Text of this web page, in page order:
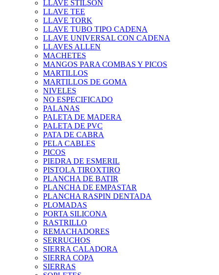
LLAVE STILSON
LLAVE TEE
LLAVE TORK
LLAVE TUBO TIPO CADENA
LLAVE UNIVERSAL CON CADENA
LLAVES ALLEN
MACHETES
MANGOS PARA COMBAS Y PICOS
MARTILLOS
MARTILLOS DE GOMA
NIVELES
NO ESPECIFICADO
PALANAS
PALETA DE MADERA
PALETA DE PVC
PATA DE CABRA
PELA CABLES
PICOS
PIEDRA DE ESMERIL
PISTOLA TIROXTIRO
PLANCHA DE BATIR
PLANCHA DE EMPASTAR
PLANCHA RASPIN DENTADA
PLOMADAS
PORTA SILICONA
RASTRILLO
REMACHADORES
SERRUCHOS
SIERRA CALADORA
SIERRA COPA
SIERRAS